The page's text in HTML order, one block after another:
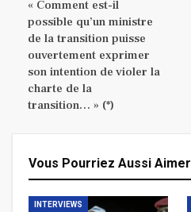
« Comment est-il
possible qu’un ministre
de la transition puisse
ouvertement exprimer
son intention de violer la
charte de la
transition… » (*)
Vous Pourriez Aussi Aimer
INTERVIEWS